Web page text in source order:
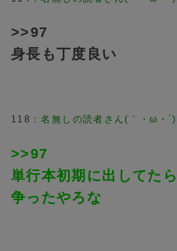
>>97
身長も丁度良い
118
>>97
単行本初期に出してた
争ったやろな